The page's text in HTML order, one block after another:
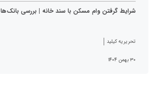
شرایط گرفتن وام مسکن با سند خانه | بررسی بانک‌ها ۱۴۰۴
تحریریه کیلید
۳۰ بهمن ۱۴۰۴